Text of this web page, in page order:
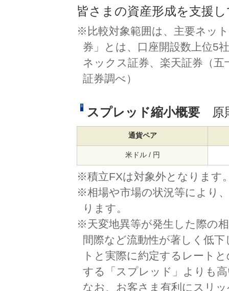
皆さまの資産形成を支援
※比較対象範囲は、主要ネッ
券」とは、口座開設数上位5
ネックス証券、楽天証券（
証券調べ）
スプレッド縮小概要 原
通貨ペア
米ドル / 円
※積立FXは対象外となります
※相場や市場の状況等により
ります。
※天変地異等が発生した際の
間際など流動性が著しく低
トと実際に約定するレート
する「スプレッド」よりも
なお、お客さま有利にスリ